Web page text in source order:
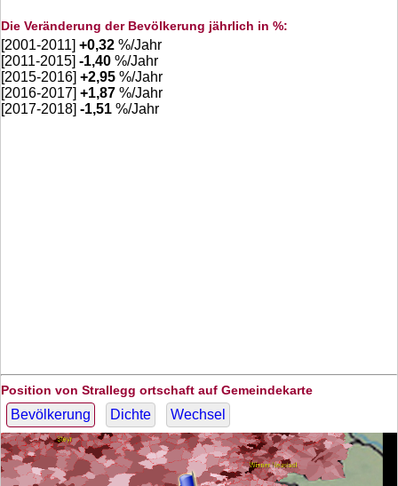
Die Veränderung der Bevölkerung jährlich in %:
[2001-2011] +0,32 %/Jahr
[2011-2015] -1,40 %/Jahr
[2015-2016] +2,95 %/Jahr
[2016-2017] +1,87 %/Jahr
[2017-2018] -1,51 %/Jahr
Position von Strallegg ortschaft auf Gemeindekarte
Bevölkerung Dichte Wechsel